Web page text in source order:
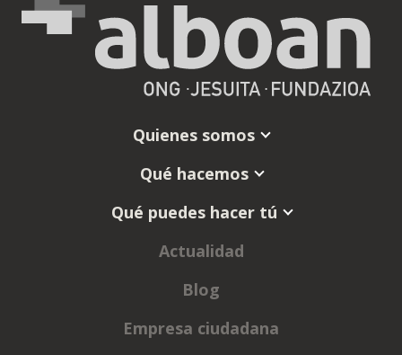
Quienes somos
Qué hacemos
Qué puedes hacer tú
Actualidad
Blog
Empresa ciudadana